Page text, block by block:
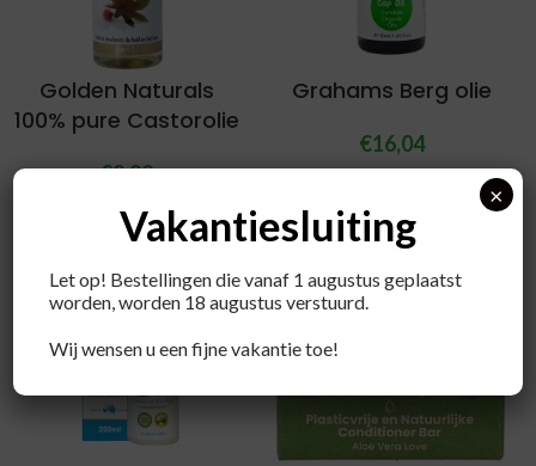
Golden Naturals
100% pure Castorolie
€9,99
Grahams Berg olie
€16,04
Vakantiesluiting
Let op! Bestellingen die vanaf 1 augustus geplaatst
worden, worden 18 augustus verstuurd.
Wij wensen u een fijne vakantie toe!
×